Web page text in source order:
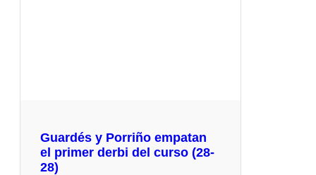
Guardés y Porriño empatan
el primer derbi del curso (28-
28)